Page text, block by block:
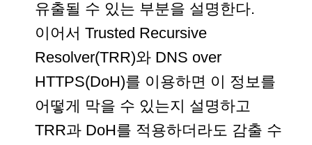
유출될 수 있는 부분을 설명한다.
이어서 Trusted Recursive
Resolver(TRR)와 DNS over
HTTPS(DoH)를 이용하면 이 정보를
어떻게 막을 수 있는지 설명하고
TRR과 DoH를 적용하더라도 감출 수